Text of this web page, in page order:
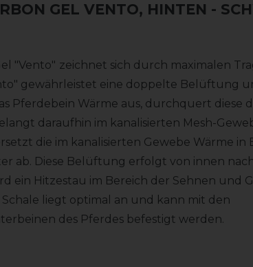
GEL VENTO, HINTEN -
"Vento" zeichnet sich durch maximalen
gewährleistet eine doppelte Belüftung
Pferdebein Wärme aus, durchquert diese
daraufhin im kanalisierten Mesh-
die im kanalisierten Gewebe Wärme in
ab. Diese Belüftung erfolgt von innen
ein Hitzestau im Bereich der Sehnen und
liegt optimal an und kann mit den
des Pferdes befestigt werden.